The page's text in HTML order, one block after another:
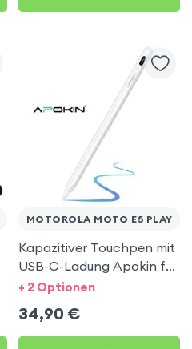
MOTOROLA MOTO E5 PLAY
Kapazitiver Touchpen mit
USB-C-Ladung Apokin für
Motorola Moto E5 Play
+ 2 Optionen
34,90 €